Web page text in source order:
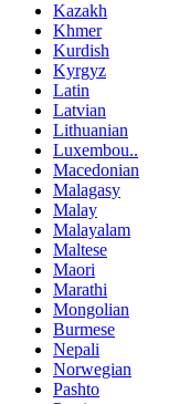
Kazakh
Khmer
Kurdish
Kyrgyz
Latin
Latvian
Lithuanian
Luxembou..
Macedonian
Malagasy
Malay
Malayalam
Maltese
Maori
Marathi
Mongolian
Burmese
Nepali
Norwegian
Pashto